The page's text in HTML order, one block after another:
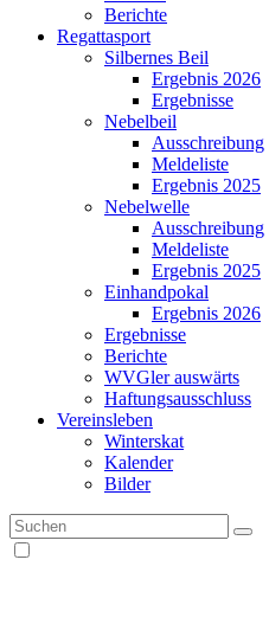
Berichte
Regattasport
Silbernes Beil
Ergebnis 2026
Ergebnisse
Nebelbeil
Ausschreibung
Meldeliste
Ergebnis 2025
Nebelwelle
Ausschreibung
Meldeliste
Ergebnis 2025
Einhandpokal
Ergebnis 2026
Ergebnisse
Berichte
WVGler auswärts
Haftungsausschluss
Vereinsleben
Winterskat
Kalender
Bilder